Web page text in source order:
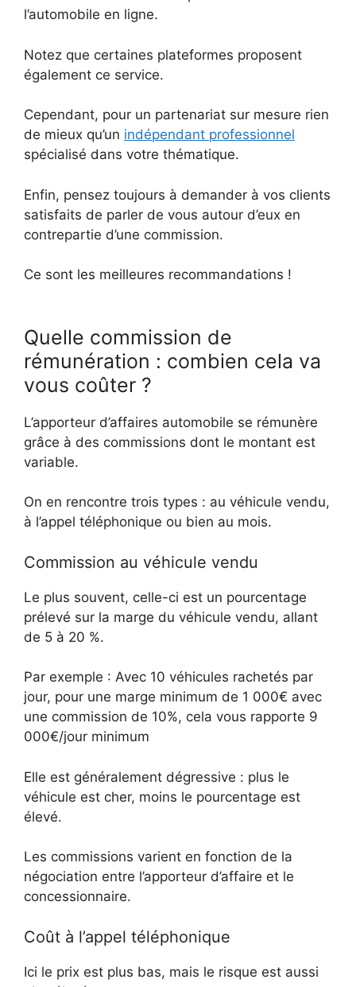
l’automobile en ligne.
Notez que certaines plateformes proposent
également ce service.
Cependant, pour un partenariat sur mesure rien
de mieux qu’un indépendant professionnel
spécialisé dans votre thématique.
Enfin, pensez toujours à demander à vos clients
satisfaits de parler de vous autour d’eux en
contrepartie d’une commission.
Ce sont les meilleures recommandations !
Quelle commission de
rémunération : combien cela va
vous coûter ?
L’apporteur d’affaires automobile se rémunère
grâce à des commissions dont le montant est
variable.
On en rencontre trois types : au véhicule vendu,
à l’appel téléphonique ou bien au mois.
Commission au véhicule vendu
Le plus souvent, celle-ci est un pourcentage
prélevé sur la marge du véhicule vendu, allant
de 5 à 20 %.
Par exemple : Avec 10 véhicules rachetés par
jour, pour une marge minimum de 1 000€ avec
une commission de 10%, cela vous rapporte 9
000€/jour minimum
Elle est généralement dégressive : plus le
véhicule est cher, moins le pourcentage est
élevé.
Les commissions varient en fonction de la
négociation entre l’apporteur d’affaire et le
concessionnaire.
Coût à l’appel téléphonique
Ici le prix est plus bas, mais le risque est aussi